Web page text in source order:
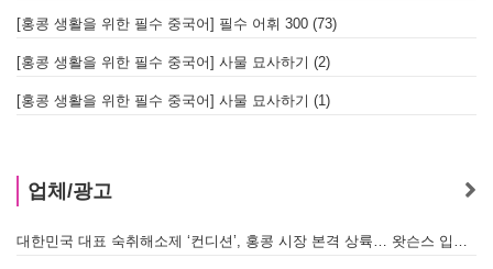
[홍콩 생활을 위한 필수 중국어] 필수 어휘 300 (73)
[홍콩 생활을 위한 필수 중국어] 사물 묘사하기 (2)
[홍콩 생활을 위한 필수 중국어] 사물 묘사하기 (1)
업체/광고
대한민국 대표 숙취해소제 ‘컨디션’, 홍콩 시장 본격 상륙… 왓슨스 입점 기념 할인 행사 진행